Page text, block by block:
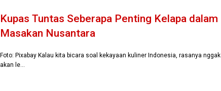
Kupas Tuntas Seberapa Penting Kelapa dalam
Masakan Nusantara
Foto: Pixabay Kalau kita bicara soal kekayaan kuliner Indonesia, rasanya nggak
akan le…